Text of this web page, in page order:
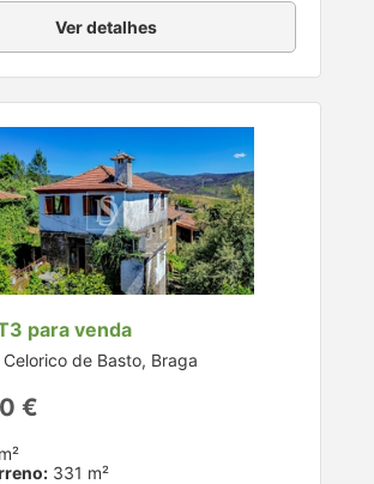
Ver detalhes
para venda
de Basto, Braga
€
331 m²